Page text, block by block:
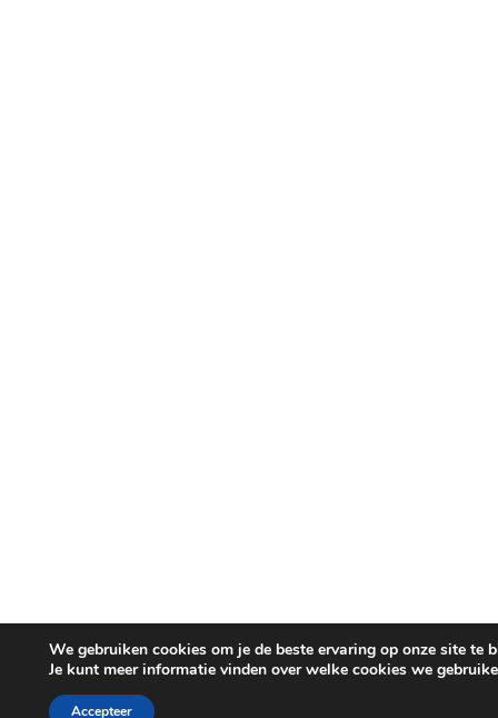
We gebruiken cookies om je de beste ervaring op onze site te
Je kunt meer informatie vinden over welke cookies we
Accepteer